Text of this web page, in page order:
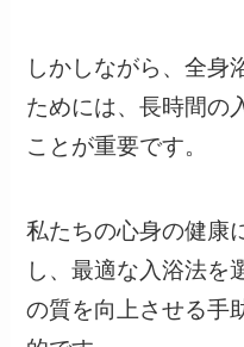
しかしながら、全身
ためには、長時間の
ことが重要です。
私たちの心身の健康
し、最適な入浴法を
の質を向上させる手